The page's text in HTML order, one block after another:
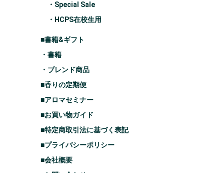
・Special Sale
・HCPS在校生用
■書籍&ギフト
・書籍
・ブレンド商品
■香りの定期便
■アロマセミナー
■お買い物ガイド
■特定商取引法に基づく表記
■プライバシーポリシー
■会社概要